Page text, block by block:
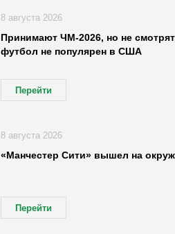
Принимают ЧМ-2026, но не
футбол не популярен в США
Перейти
8 августа 2026
«Манчестер Сити» вышел на
Перейти
8 августа 2026